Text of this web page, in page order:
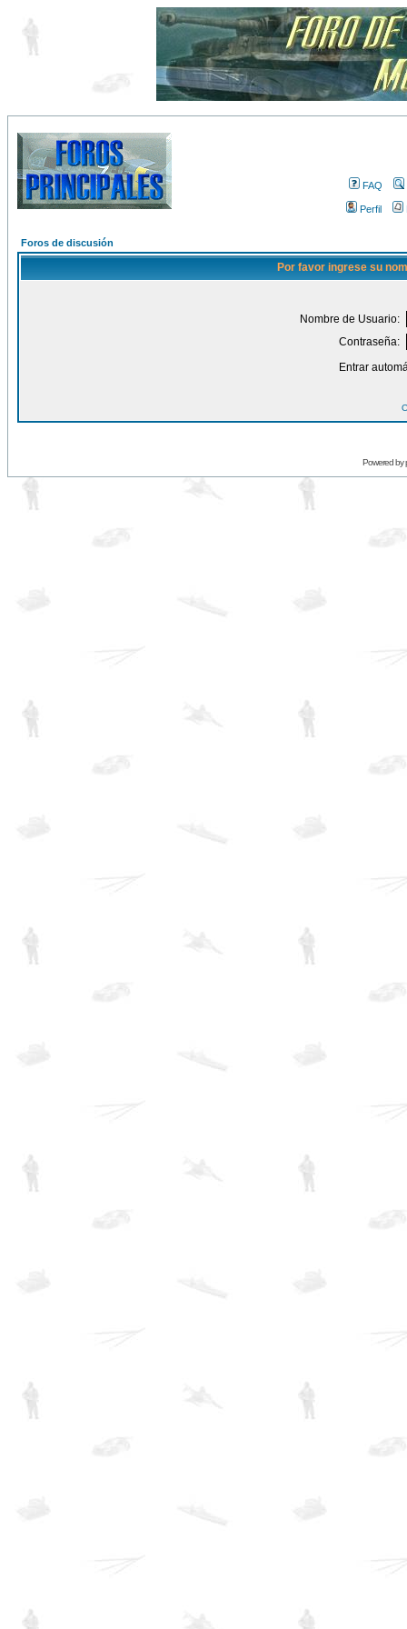
FAQ
Perfil
Foros de discusión
Por favor ingrese su
Nombre de Usuario:
Contraseña:
Entrar
Powered by